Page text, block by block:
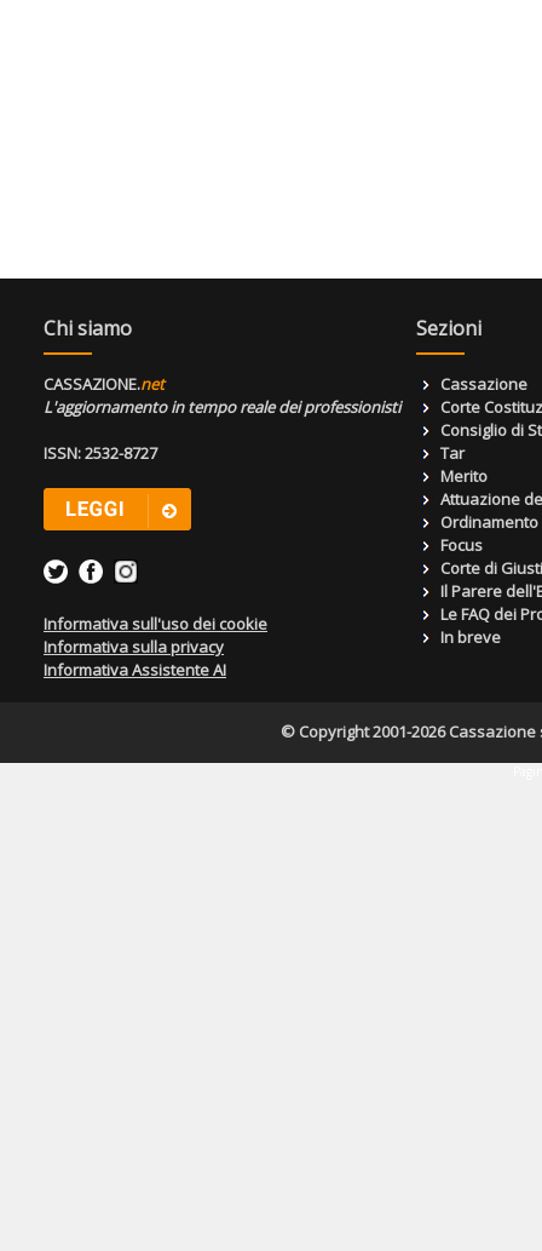
Chi siamo
CASSAZIONE.net
L'aggiornamento in tempo reale dei professionisti
ISSN: 2532-8727
Informativa sull'uso dei cookie
Informativa sulla privacy
Informativa Assistente AI
Sezioni
Cassazione
Corte
Consiglio di
Tar
Merito
Attuazione
Focus
Corte di
Il Parere
Le FAQ dei
In breve
© Copyright 2001-2026 Cassazione